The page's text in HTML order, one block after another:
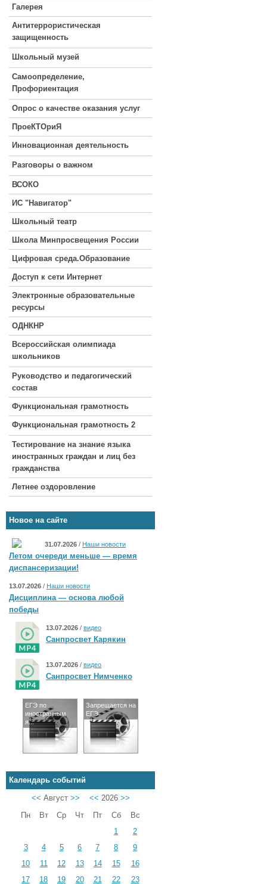
Галерея
Антитеррористическая
защищенность
Школьный музей
Самоопределение,
Профориентация
Опрос о качестве оказания услуг
ПроеКТОриЯ
Инновационная деятельность
Разговоры о важном
ВСОКО
ИС "Навигатор"
Школьный театр
Школа Минпросвещения России
Цифровая среда.Образование
Доступ к сети Интернет
Электронные образовательные
ресурсы
ОДНКНР
Всероссийская олимпиада
школьников
Руководство и педагогический
состав
Функциональная грамотность
Функциональная грамотность 2
Тестирование на знание языка
иностранных граждан и лиц без
гражданства
Летнее оздоровление
Новое на сайте
31.07.2026 / Наши новости
Летом очереди меньше — время
диспансеризации!
13.07.2026 / Наши новости
Дисциплина — основа любой
победы
13.07.2026 / видео
Санпросвет Карякин
13.07.2026 / видео
Санпросвет Нимченко
ЕГЭ по
иностранным
я...
Запрещается на
ЕГЭ
Календарь событий
<< Август >> << 2026 >>
Пн
Вт Ср Чт Пт Сб
Вс
1
2
3
4 5 6 7 8
9
10
11 12 13 14 15
16
17
18 19 20 21 22 23